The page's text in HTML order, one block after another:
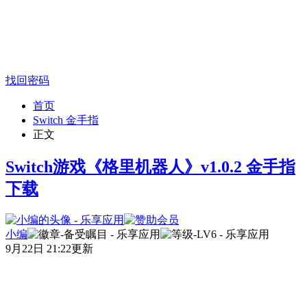
找回密码
首页
Switch 金手指
正文
Switch游戏《格里机器人》v1.0.2 金手指
下载
小编
9月22日 21:22更新